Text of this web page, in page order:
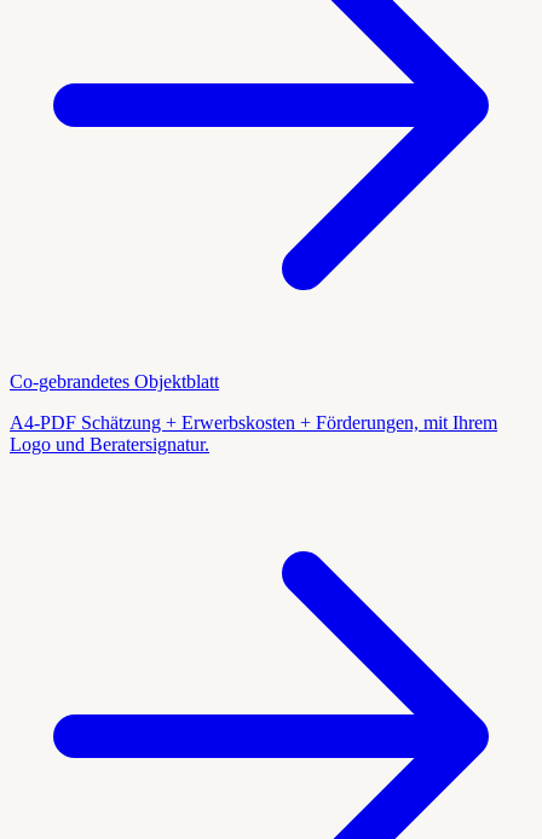
Co-gebrandetes Objektblatt
A4-PDF Schätzung + Erwerbskosten + Förderungen, mit Ihrem
Logo und Beratersignatur.